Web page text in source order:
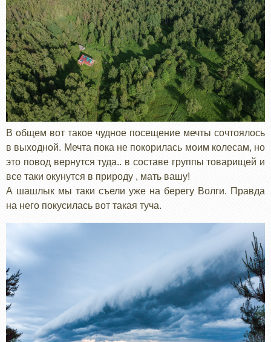
В общем вот такое чудное посещение мечты сочтоялось
в выходной. Мечта пока не покорилась моим колесам, но
это повод вернутся туда.. в составе группы товарищей и
все таки окунутся в природу , мать вашу!
А шашлык мы таки съели уже на берегу Волги. Правда
на него покусилась вот такая туча.